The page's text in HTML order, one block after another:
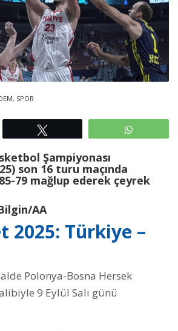
, SPOR
Şampiyonası
son 16 turu maçında
79 mağlup ederek çeyrek
AA
2025: Türkiye –
Polonya-Bosna Hersek
9 Eylül Salı günü